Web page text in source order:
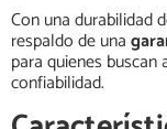
Con una durabilidad
respaldo de una
para quienes
confiabilidad.